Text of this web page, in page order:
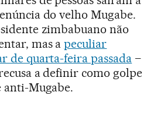
do velho Mugabe.
zimbabuano não
mas apeculiar
de quarta-feira passada –
a definir como golpe
anti-Mugabe.